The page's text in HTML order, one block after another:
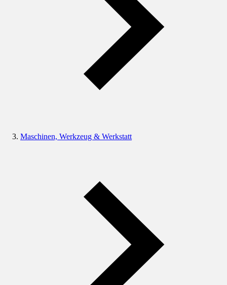
Maschinen, Werkzeug & Werkstatt